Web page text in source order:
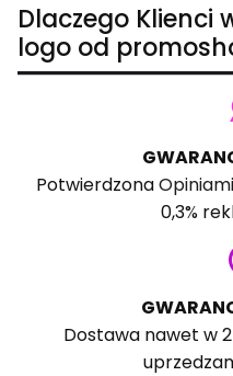
Dlaczego Klienci
logo od
Potwierdzona
0,3%
Dostawa nawet w